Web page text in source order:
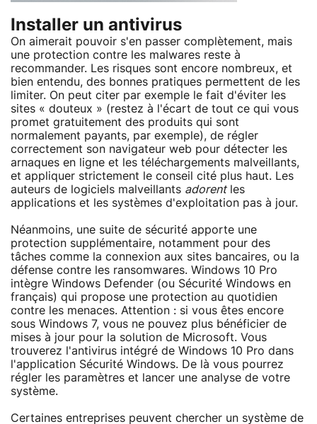
Installer un antivirus
On aimerait pouvoir s'en passer complètement, mais
une protection contre les malwares reste à
recommander. Les risques sont encore nombreux, et
bien entendu, des bonnes pratiques permettent de les
limiter. On peut citer par exemple le fait d'éviter les
sites « douteux » (restez à l'écart de tout ce qui vous
promet gratuitement des produits qui sont
normalement payants, par exemple), de régler
correctement son navigateur web pour détecter les
arnaques en ligne et les téléchargements malveillants,
et appliquer strictement le conseil cité plus haut. Les
auteurs de logiciels malveillants adorentles
applications et les systèmes d'exploitation pas à jour.
Néanmoins, une suite de sécurité apporte une
protection supplémentaire, notamment pour des
tâches comme la connexion aux sites bancaires, ou la
défense contre les ransomwares. Windows 10 Pro
intègre Windows Defender (ou Sécurité Windows en
français) qui propose une protection au quotidien
contre les menaces. Attention : si vous êtes encore
sous Windows 7, vous ne pouvez plus bénéficier de
mises à jour pour la solution de Microsoft. Vous
trouverez l'antivirus intégré de Windows 10 Pro dans
l'application Sécurité Windows. De là vous pourrez
régler les paramètres et lancer une analyse de votre
système.
Certaines entreprises peuvent chercher un système de